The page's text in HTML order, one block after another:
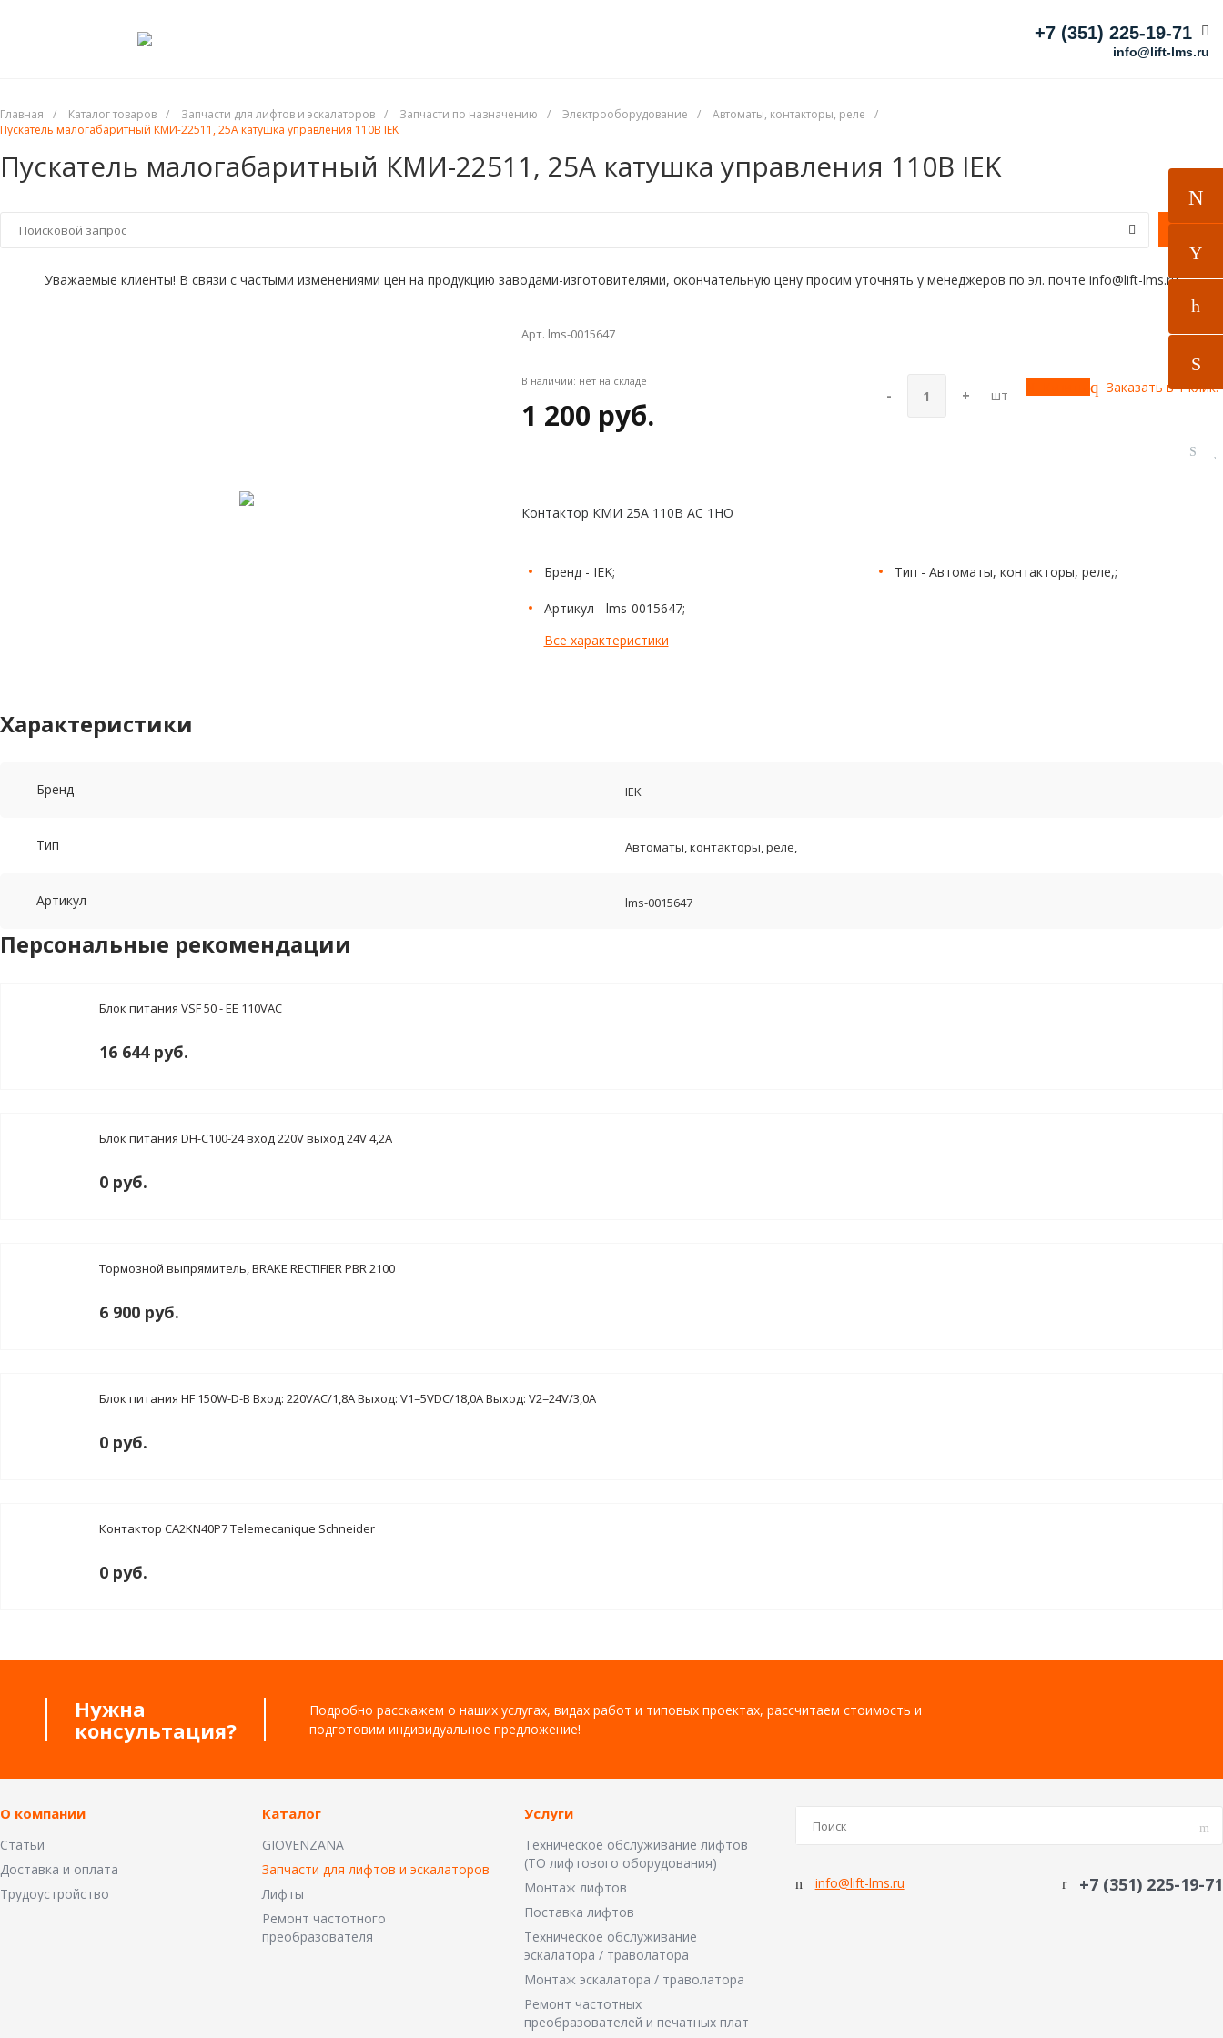
+7 (351) 225-19-71
info@lift-lms.ru
Главная / Каталог товаров / Запчасти для лифтов и эскалаторов / Запчасти по назначению / Электрооборудование / Автоматы, контакторы, реле
/
Пускатель малогабаритный КМИ-22511, 25А катушка управления 110В IEK
Пускатель малогабаритный КМИ-22511, 25А катушка управления 110В IEK
Уважаемые клиенты! В связи с частыми изменениями цен на продукцию заводами-изготовителями, окончательную цену просим уточнять у менеджеров по эл. почте info@lift-lms.ru
Арт. lms-0015647
В наличии: нет на складе
1 200 руб.
- + шт Заказать в 1 клик!
Контактор КМИ 25А 110В АС 1НО
Бренд - IEK; Тип - Автоматы, контакторы, реле,;
Артикул - lms-0015647;
Все характеристики
Характеристики
Бренд IEK
Тип Автоматы, контакторы, реле,
Артикул lms-0015647
Персональные рекомендации
Блок питания VSF 50 - EE 110VAC
16 644 руб.
Блок питания DH-C100-24 вход 220V выход 24V 4,2A
0 руб.
Тормозной выпрямитель, BRAKE RECTIFIER PBR 2100
6 900 руб.
Блок питания HF 150W-D-B Вход: 220VAC/1,8A Выход: V1=5VDC/18,0A Выход: V2=24V/3,0A
0 руб.
Контактор CA2KN40P7 Telemecanique Schneider
0 руб.
Нужна
консультация?
Подробно расскажем о наших услугах, видах работ и типовых проектах, рассчитаем стоимость и
подготовим индивидуальное предложение!
О компании
Статьи
Доставка и оплата
Трудоустройство
Каталог
GIOVENZANA
Запчасти для лифтов и эскалаторов
Лифты
Ремонт частотного
преобразователя
Услуги
Техническое обслуживание лифтов
(ТО лифтового оборудования)
Монтаж лифтов
Поставка лифтов
Техническое обслуживание
эскалатора / траволатора
Монтаж эскалатора / траволатора
Ремонт частотных
преобразователей и печатных плат
info@lift-lms.ru +7 (351) 225-19-71